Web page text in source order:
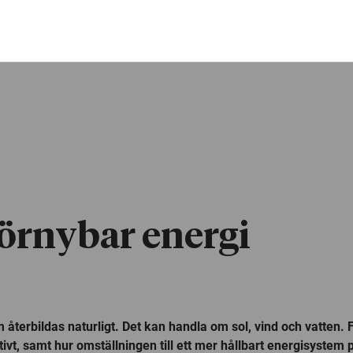
energi
naturligt. Det kan handla om sol, vind och
samt hur omställningen till ett mer hållbart